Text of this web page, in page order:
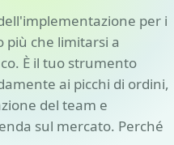
per i
più che limitarsi a
È il tuo strumento
ai picchi di ordini,
del team e
sul mercato. Perché